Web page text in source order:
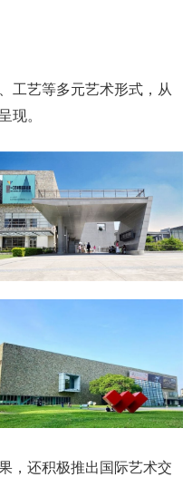
工艺等多元艺术形式，从
现。
，还积极推出国际艺术交